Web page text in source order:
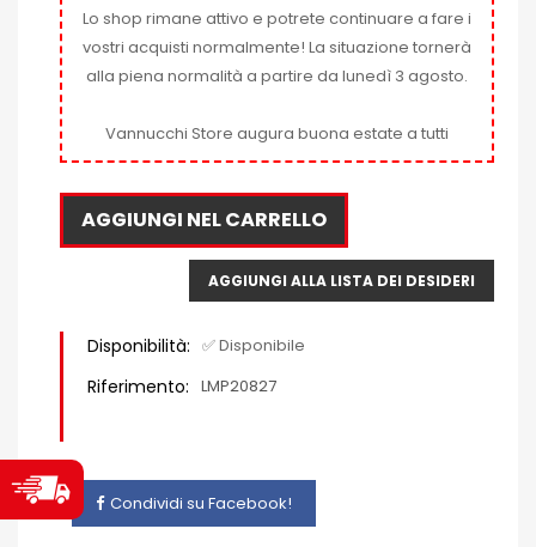
Lo shop rimane attivo e potrete continuare a fare i
vostri acquisti normalmente! La situazione tornerà
alla piena normalità a partire da lunedì 3 agosto.
Vannucchi Store augura buona estate a tutti
AGGIUNGI NEL CARRELLO
AGGIUNGI ALLA LISTA DEI DESIDERI
Disponibilità: ✅ Disponibile
Riferimento: LMP20827
Condividi su Facebook!